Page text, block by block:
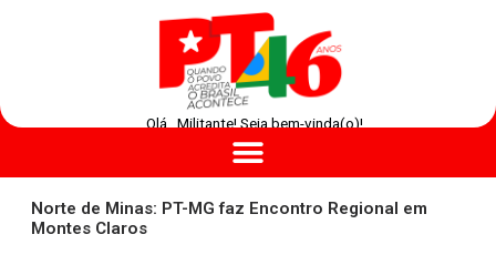
Olá , Militante! Seja bem-vinda(o)!
Norte de Minas: PT-MG faz Encontro Regional em
Montes Claros